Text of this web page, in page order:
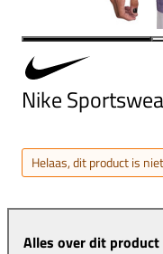
Nike
Helaas, dit product is
Alles over dit product